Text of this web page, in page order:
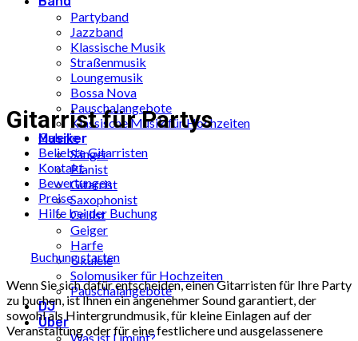
Partyband
Jazzband
Klassische Musik
Straßenmusik
Loungemusik
Bossa Nova
Pauschalangebote
Klassische Musik für Hochzeiten
Musiker
Sänger
Pianist
Gitarrist
Saxophonist
Cellist
Geiger
Harfe
Ukulele
Solomusiker für Hochzeiten
Pauschalangebote
DJ
Über
Was ist Limunt?
Gitarrist für Partys
Galerie
Beliebte Gitarristen
Kontakt
Bewertungen
Preise
Hilfe bei der Buchung
Buchung starten
Wenn Sie sich dafür entscheiden, einen Gitarristen für Ihre Party
zu buchen, ist Ihnen ein angenehmer Sound garantiert, der
sowohl als Hintergrundmusik, für kleine Einlagen auf der
Veranstaltung oder für eine festlichere und ausgelassenere